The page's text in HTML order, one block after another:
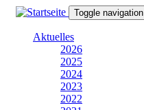
Direkt
Toggle navigation
Aktuelles
2026
2025
2024
2023
2022